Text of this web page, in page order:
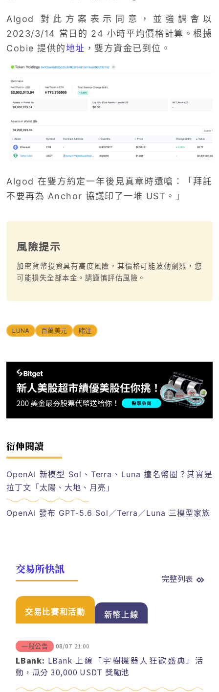
Algod 對此方案表示同意，並強調會以
2023/3/14 當日的 24 小時平均價格計算。根據
Cobie 提供的地址 ，雙方資金已到位。
Algod 在雙方約定一年後見真章時還嗆：「拜託
不要再為 Anchor 協議印了一堆 UST。」
風險提示
加密貨幣投資具有高度風險，其價格可能波動劇烈，您
可能損失全部本金。請謹慎評估風險。
LUNA 百萬美元 賭注
衍伸閱讀
OpenAI 新模型 Sol、Terra、Luna 撞名幣圈？其實是
拉丁文「太陽、大地、月亮」
OpenAI 發布 GPT-5.6 Sol／Terra／Luna 三模型家族
交易所快訊
完整列表
交易比賽和活動 新幣上線
一般公告 08/07 21:00
LBank: LBank 上線「宇樹機器人狂歡盛典」活
動，瓜分 30,000 USDT 獎勵池